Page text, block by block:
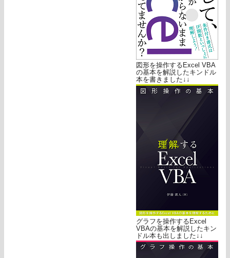
図形を操作するExcel VBA
の基本を解説したキンドル
本を書きました↓↓
グラフを操作するExcel
VBAの基本を解説したキン
ドル本も出しました↓↓